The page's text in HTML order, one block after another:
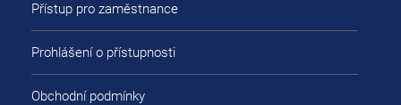
Přístup pro zaměstnance
Prohlášení o přístupnosti
Obchodní podmínky